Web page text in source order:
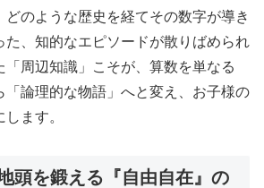
どのような歴史を経てその数字が導き
た、知的なエピソードが散りばめられ
「周辺知識」こそが、算数を単なる
「論理的な物語」へと変え、お子様の
ます。
頭を鍛える『自由自在』の